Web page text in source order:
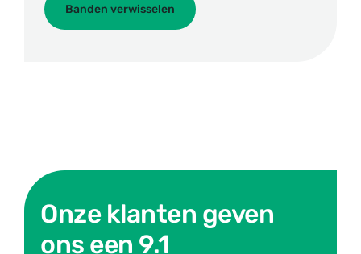
Banden verwisselen
Onze klanten geven
ons een 9.1